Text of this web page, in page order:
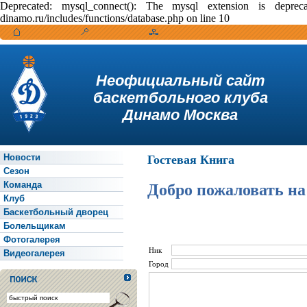
Deprecated: mysql_connect(): The mysql extension is
dinamo.ru/includes/functions/database.php on line 10
Неофициальный сайт
баскетбольного клуба
Динамо Москва
Новости
Сезон
Команда
Клуб
Баскетбольный дворец
Болельщикам
Фотогалерея
Видеогалерея
Гостевая Книга
Добро пожаловать
Ник
Город